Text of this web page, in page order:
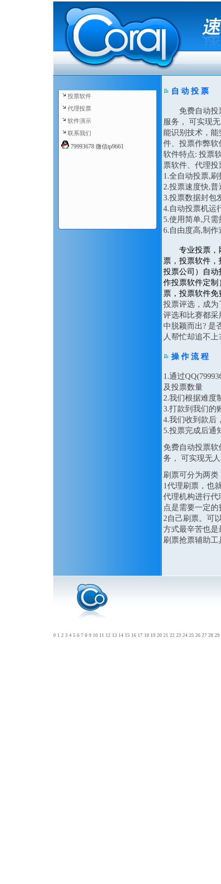
投票软件
代理投票
软件演示
联系我们
79993678 微信tp9661
自 动 投 票
免费自动投票
服务， 可实现
能识别技术，能
件、投票作弊软
软件特点: 投票
票软件、代理投
1.全自动投票,
2.投票速度快,
3.投票数据封包
4.自动投票机运
5.使用简单,只
6.自由度高,制
专业投票，
票，投票软件
投票公司）自
作投票软件定制
票，投票软件免
投票评选，成
评选和比赛都
中脱颖而出? 是
人帮忙却追不上
操 作 流 程
1.通过
及投票数量
2.我们根据难度
3.打款到我们的
4.我们收到款后
5.投票完成后通
免费自动投票
务， 可实现
刷票可分为两类
1代理刷票，也
代理机构进行
点是需要一定的
2自己刷票。可
方式最辛苦也
刷票抢票辅助
0 1 2 3 4 5 6 7 8 9 10 11 12 13 14 15 16 17 18 19 20 21 22 23 24 25 26 27 28 29